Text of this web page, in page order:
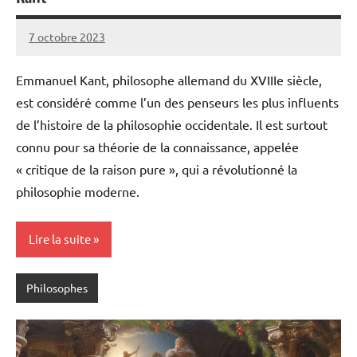
7 octobre 2023
Pierre
Aucun
Emmanuel Kant, philosophe allemand du XVIIIe siècle,
est considéré comme l’un des penseurs les plus influents
de l’histoire de la philosophie occidentale. Il est surtout
connu pour sa théorie de la connaissance, appelée
« critique de la raison pure », qui a révolutionné la
philosophie moderne.
Lire la suite
Philosophes